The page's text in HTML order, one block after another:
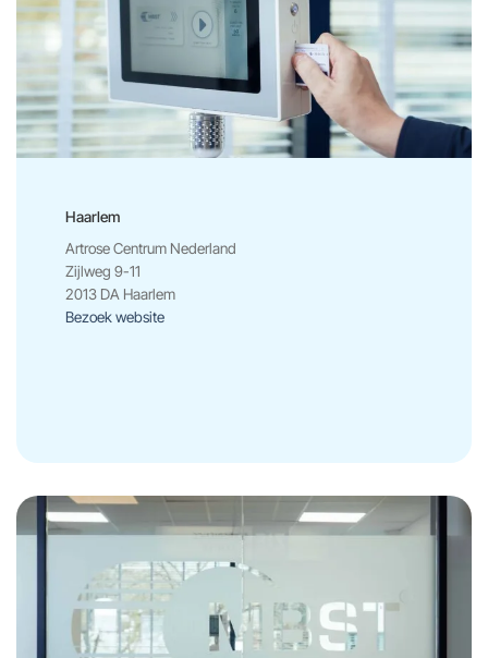
Haarlem
Artrose Centrum Nederland
Zijlweg 9-11
2013 DA Haarlem
Bezoek website